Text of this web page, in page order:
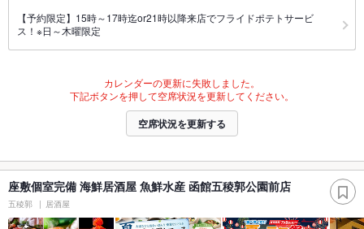
【予約限定】15時～17時迄or21時以降来店でフライドポテトサービ
ス！※日～木曜限定
カレンダーの更新に失敗しました。
下記ボタンを押して空席状況を更新してください。
空席状況を更新する
座敷個室完備 海鮮居酒屋 魚鮮水産 函館五稜郭公園前店
五稜郭 居酒屋